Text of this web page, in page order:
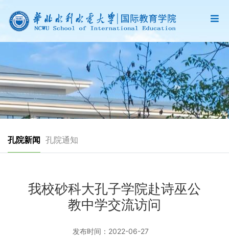
孔院新闻 孔院通知
我校砂科大孔子学院赴诗巫公
教中学交流访问
发布时间：2022-06-27